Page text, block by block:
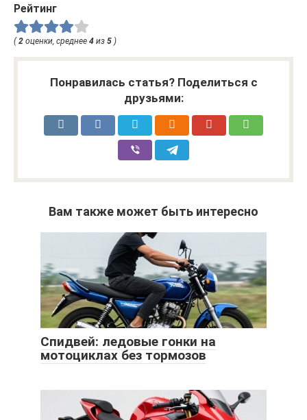
Рейтинг
(2 оценки, среднее 4 из 5 )
Понравилась статья? Поделиться с
друзьями:
Вам также может быть интересно
Спидвей: ледовые гонки на
мотоциклах без тормозов